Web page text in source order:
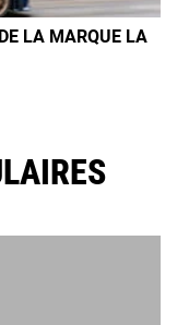
LA MARQUE LA